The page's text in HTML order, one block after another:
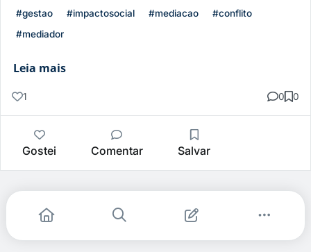
#gestao #impactosocial #mediacao
#conflito
#mediador
Leia mais
1 0 0
Gostei Comentar Salvar